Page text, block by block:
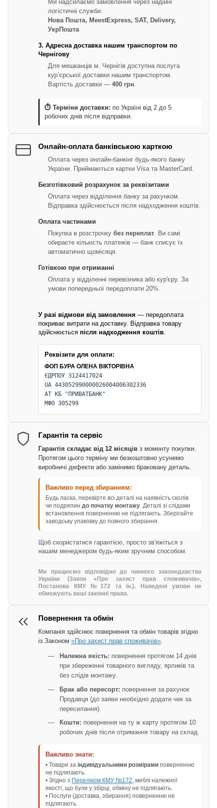
Ми надсилаємо замовлення через надійні
логістичні служби:
Нова Пошта, MeestExpress, SAT, Delivery,
УкрПошта
3. Адресна доставка нашим транспортом по
Чернігову
Для мешканців м. Чернігів доступна послуга
кур’єрської доставки нашим транспортом.
Вартість доставки — 400 грн.
⏱ Терміни доставки: по Україні від 2 до 5
робочих днів після відправки.
Онлайн-оплата банківською карткою
Оплата через онлайн-банкінг будь-якого банку
України. Приймаються картки Visa та MasterCard.
Безготівковий розрахунок за реквізитами
Оплата через відділення банку за рахунком.
Відправка здійснюється після надходження коштів.
Оплата частинами
Покупка в розстрочку без переплат. Ви самі
обираєте кількість платежів — банк списує їх
автоматично щомісяця.
Готівкою при отриманні
Оплата у відділенні перевізника або кур'єру. За
умови попередньої передоплати 20%.
У разі відмови від замовлення — передоплата
покриває витрати на доставку. Відправка товару
здійснюється після надходження коштів.
Реквізити для оплати:
ФОП БУРА ОЛЕНА ВІКТОРІВНА
ЄДРПОУ 3124417024
UA 443052990000026004006302336
АТ КБ "ПРИВАТБАНК"
МФО 305299
Гарантія та сервіс
Гарантія складає від 12 місяців з моменту покупки.
Протягом цього терміну ми безкоштовно усунемо
виробничі дефекти або замінимо браковану деталь.
Важливо перед збиранням:
Будь ласка, перевірте всі деталі на наявність сколів
чи подряпин до початку монтажу. Деталі зі слідами
встановлення поверненню не підлягають. Зберігайте
заводську упаковку до повного збирання.
Щоб скористатися гарантією, просто зв'яжіться з
нашим менеджером будь-яким зручним способом.
Ми працюємо відповідно до чинного законодавства
України (Закон «Про захист прав споживачів»,
Постанова КМУ №172 та ін.). Наведені умови не
обмежують ваші законні права.
Повернення та обмін
Компанія здійснює повернення та обмін товарів згідно
із Законом «Про захист прав споживачів».
Належна якість: повернення протягом 14 днів
при збереженні товарного вигляду, ярликів та
без слідів монтажу.
Брак або пересорт: повернення за рахунок
Продавця (до заяви необхідно додати чек за
пересилання).
Кошти: повернення на ту ж карту протягом 10
робочих днів після отримання товару на склад.
Важливо знати:
• Товари за індивідуальними розмірами поверненню
не підлягають.
• Згідно з Переліком КМУ №172, меблі належної
якості, що були у збірці, обміну не підлягають.
• Послуги (доставка, збирання) поверненню не
підлягають.